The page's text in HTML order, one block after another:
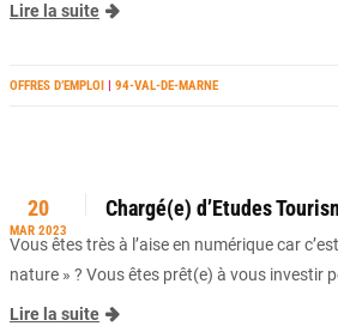
Lire la suite
OFFRES D’EMPLOI | 94-VAL-DE-MARNE
20
MAR 2023
Chargé(e) d’Etudes
Vous êtes très à l’aise en numérique car
nature » ? Vous êtes prêt(e) à vous investir
Lire la suite